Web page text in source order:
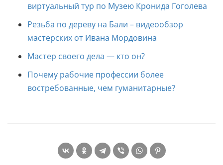
виртуальный тур по Музею Кронида Гоголева
Резьба по дереву на Бали – видеообзор
мастерских от Ивана Мордовина
Мастер своего дела — кто он?
Почему рабочие профессии более
востребованные, чем гуманитарные?